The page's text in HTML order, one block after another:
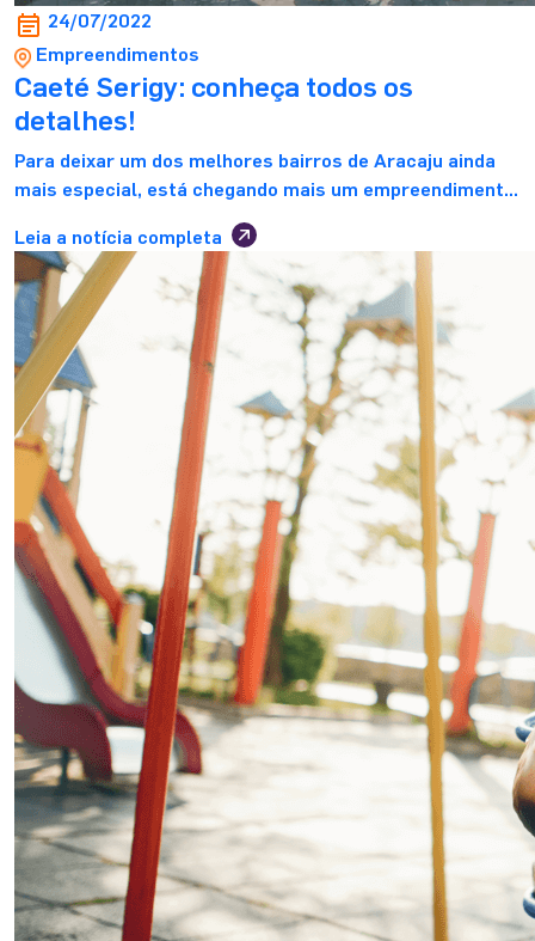
24/07/2022
Empreendimentos
Caeté Serigy: conheça todos os
detalhes!
Para deixar um dos melhores bairros de Aracaju ainda
mais especial, está chegando mais um empreendimento
da Stanza: o Caeté Serigy! Assim, se você não conseguiu
aproveitar o Jardim Serigy, nosso sucesso de vendas na
região, ainda poderá conquistar o sonho do apê próprio
na Farolândia. Além disso, as despesas de ITBI e
cartório ficam […]
Leia a notícia completa